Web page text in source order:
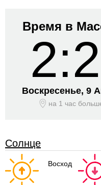
Время в
Воскресенье, 9
на 1 час
Солнце
Восход